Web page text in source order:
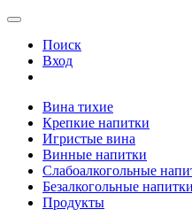
Поиск
Вход
Вина тихие
Крепкие напитки
Игристые вина
Винные напитки
Слабоалкогольные
Безалкогольные напитки
Продукты